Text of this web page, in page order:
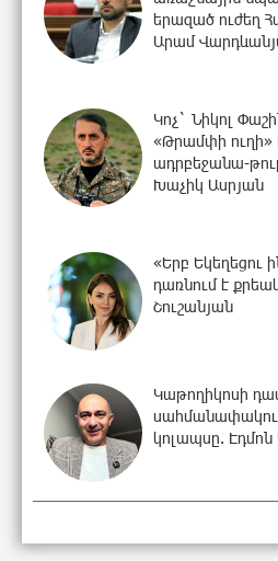
երազած ուժեղ
Արամ
Կոչ` Նիկոլ
«Թրամփի
ադրբեջանա-
Խաչիկ Ասրյան
«Երբ Եկեղեցու
դառնում է
Շուշանյան
Կաթողիկոսի
կոլապսը.
Հեշտ չէ
դատավորներն